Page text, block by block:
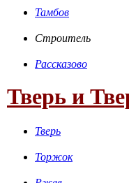
Тамбов
Строитель
Рассказово
Тверь и
Тверь
Торжок